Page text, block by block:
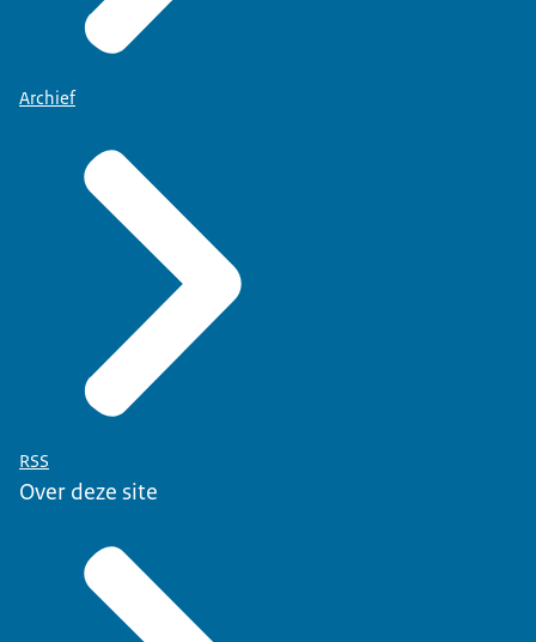
Archief
RSS
Over deze site